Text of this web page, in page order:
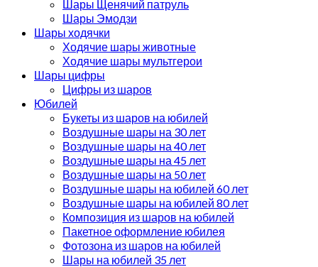
Шары Щенячий патруль
Шары Эмодзи
Шары ходячки
Ходячие шары животные
Ходячие шары мультгерои
Шары цифры
Цифры из шаров
Юбилей
Букеты из шаров на юбилей
Воздушные шары на 30 лет
Воздушные шары на 40 лет
Воздушные шары на 45 лет
Воздушные шары на 50 лет
Воздушные шары на юбилей 60 лет
Воздушные шары на юбилей 80 лет
Композиция из шаров на юбилей
Пакетное оформление юбилея
Фотозона из шаров на юбилей
Шары на юбилей 35 лет